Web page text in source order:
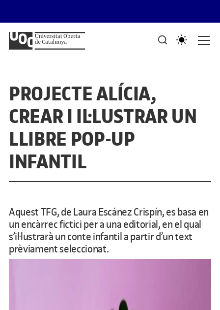
PORTAFOLIS DEL GRAU DE DISSENY I CREACIÓ DIGITALS
Mostra de treballs d'estudiants
PROJECTE ALÍCIA,
CREAR I IL·LUSTRAR UN
LLIBRE POP-UP
INFANTIL
Aquest TFG, de Laura Escánez Crispín, es basa en
un encàrrec fictici per a una editorial, en el qual
s’il·lustrarà un conte infantil a partir d’un text
prèviament seleccionat.